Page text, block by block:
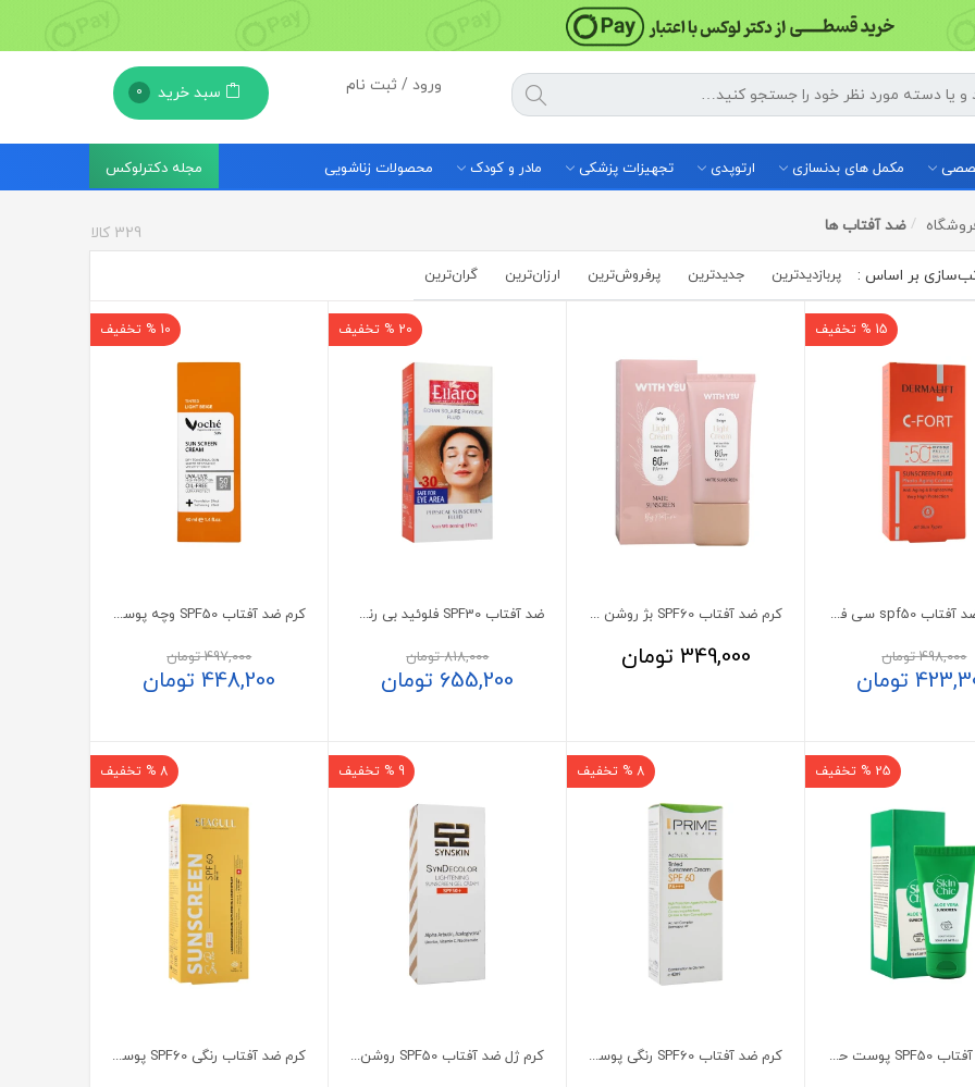
ورود / ثبت نام سبد خرید 0
مکمل های بدنسازی ارتوپدی تجهیزات پزشکی مادر و کودک محصولات زناشویی مجله دکترلوکس
ضد آفتاب ها 329 کالا
پربازدیدترین جدیدترین پرفروش‌ترین‌ ارزان‌ترین گران‌ترین
15 % تخفیف
فلوئید ضد آفتاب spf50 سی فورت درمالیفت
498,000تومان
تومان
کرم ضد آفتاب SPF60 بژ روشن مات ویت یو 50 میلی لیتر
349,000 تومان
20 % تخفیف
ضد آفتاب SPF30 فلوئید بی رنگ فیزیکال الارو 50 میلی لیتر
818,000تومان
655,200 تومان
10 % تخفیف
کرم ضد آفتاب SPF50 وچه پوست خشک و معمولی بژ روشن 40 میلی‌لیتر
497,000تومان
448,200تومان
25 % تخفیف
کرم ضد آفتاب SPF50 پوست حساس اسکین شیک حاوی آلوئه ورا
8 % تخفیف
کرم ضد آفتاب SPF60 رنگی پوست مختلط تا چرب پرایم
9 % تخفیف
کرم ژل ضد آفتاب SPF50 روشن کننده دیکالر ساین اسکین
8 % تخفیف
کرم ضد آفتاب رنگی SPF60 پوست مختلط تا چرب سی گل